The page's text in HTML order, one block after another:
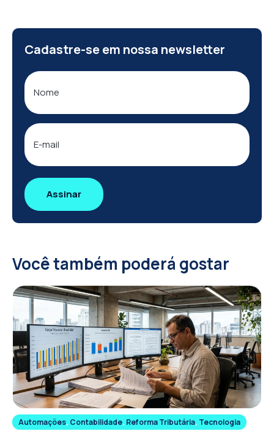
Cadastre-se em nossa newsletter
Nome
mail
Você também poderá gostar
Automações, Contabilidade, Reforma Tributária, Tecnologia